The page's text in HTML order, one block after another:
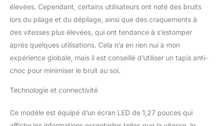
Contrôle de la vitesse par
bouton rotatif - Le tapis
de course WalkingPad
X21 dispose d’une plage
de vitesse allant de 1 à 12
km/h, avec des
intervalles de 0,1 km/h, et
pouvez régler la vitesse
pendant votre
élevées. Cependant, certains utilisateurs ont noté des bruits
lors du pliage et du dépliage, ainsi que des craquements à
des vitesses plus élevées, qui ont tendance à s’estomper
après quelques utilisations. Cela n’a en rien nui à mon
expérience globale, mais il est conseillé d’utiliser un tapis anti-
choc pour minimiser le bruit au sol.
Technologie et connectivité
Ce modèle est équipé d’un écran LED de 1,27 pouces qui